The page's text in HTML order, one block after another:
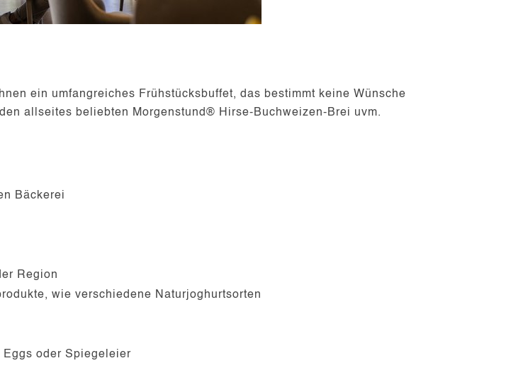
ein umfangreiches Frühstücksbuffet, das bestimmt keine Wünsche
allseites beliebten Morgenstund® Hirse-Buchweizen-Brei uvm.
Bäckerei
Region
wie verschiedene Naturjoghurtsorten
Eggs oder Spiegeleier